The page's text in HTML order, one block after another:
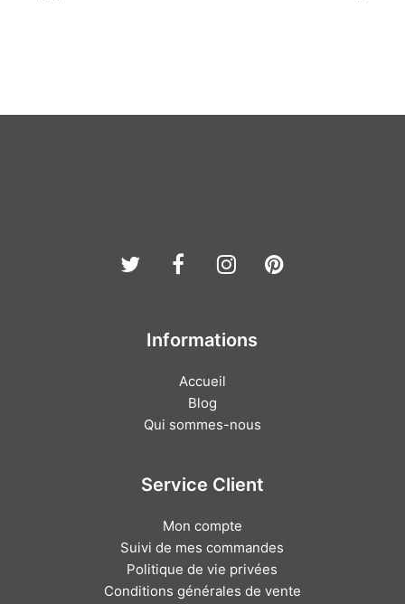
TwitterFacebook
Instagram
Pinterest
Informations
Accueil
Blog
Qui sommes-nous
Service Client
Mon compte
Suivi de mes commandes
Politique de vie privées
Conditions générales de vente